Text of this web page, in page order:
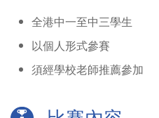
全港中一至中三學生
以個人形式參賽
須經學校老師推薦參加